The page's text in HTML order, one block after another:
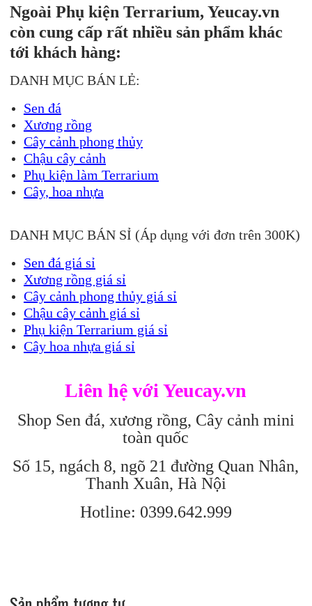
Ngoài Phụ kiện Terrarium, Yeucay.vn
còn cung cấp rất nhiều sản phẩm khác
tới khách hàng:
DANH MỤC BÁN LẺ:
Sen đá
Xương rồng
Cây cảnh phong thủy
Chậu cây cảnh
Phụ kiện làm Terrarium
Cây, hoa nhựa
DANH MỤC BÁN SỈ (Áp dụng với đơn trên 300K)
Sen đá giá sỉ
Xương rồng giá sỉ
Cây cảnh phong thủy giá sỉ
Chậu cây cảnh giá sỉ
Phụ kiện Terrarium giá sỉ
Cây hoa nhựa giá sỉ
Liên hệ với Yeucay.vn
Shop Sen đá, xương rồng, Cây cảnh mini
toàn quốc
Số 15, ngách 8, ngõ 21 đường Quan Nhân,
Thanh Xuân, Hà Nội
Hotline: 0399.642.999